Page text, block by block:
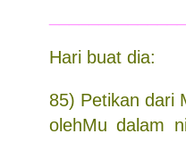
Hari buat dia:
85) Petikan dari
olehMu dalam